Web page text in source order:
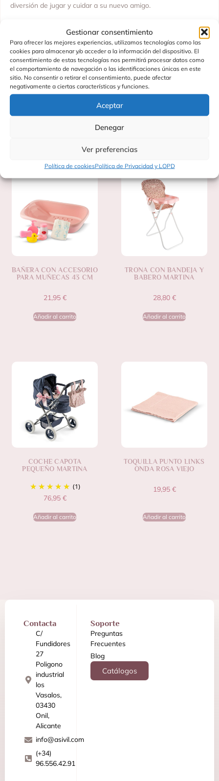
Gestionar consentimiento
Para ofrecer las mejores experiencias, utilizamos tecnologías como las
cookies para almacenar y/o acceder a la información del dispositivo. El
consentimiento de estas tecnologías nos permitirá procesar datos como
el comportamiento de navegación o las identificaciones únicas en este
sitio. No consentir o retirar el consentimiento, puede afectar
negativamente a ciertas características y funciones.
Aceptar
Denegar
Ver preferencias
Política de cookiesPolítica de Privacidad y LOPD
diversión de jugar y cuidar a su nuevo amigo.
Medidas: 36 cm
Material: Cuerpo entero de vinilo
Características: Ojos claros, pelón (sin pelo)
Fabricado por: ASIVIL SL
SKU: 0527690
Edad recomendada: no recomendado a menores de 3 años.
Productos Relacionados
BAÑERA CON ACCESORIO
PARA MUÑECAS 43 CM
21,95 €
Añadir al carrito
TRONA CON BANDEJA Y
BABERO MARTINA
28,80 €
Añadir al carrito
COCHE CAPOTA
PEQUEÑO MARTINA
(1)
76,95 €
Añadir al carrito
TOQUILLA PUNTO LINKS
ONDA ROSA VIEJO
19,95 €
Añadir al carrito
Contacta
C/
Fundidores
27
Poligono
industrial
los
Vasalos,
03430
Onil,
Alicante
info@asivil.com
(+34)
96.556.42.91
Soporte
Preguntas
Frecuentes
Blog
Catálogos